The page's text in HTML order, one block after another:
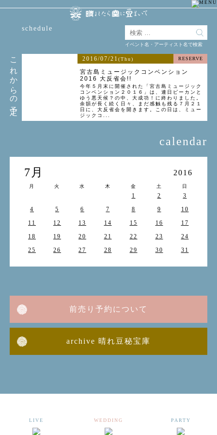
これからの予定
schedule
2016/07/21(Thu) RESERVE
宮古島ミュージックコンベンション
2016 大反省会!!
今年５月末に開催された「宮古島ミュージック
コンベンション２０１６」は、連日ピーカンと
ゆう悪天候？の中、大成功！に終わりました。
余韻が長く続く日々、まだ感触も残る７月２１
日に、大反省会を開きます。この日は、ミュー
ジックコ...
calendar
7月 2016
月 火 水 木 金 土 日
1 2
3
4
5 6 7 8 9
10
11
12 13 14 15 16
17
18
19 20 21 22 23
24
25
26 27 28 29 30 31
イベント名・アーティスト名で検索
前売り予約について
archive 晴れ豆秘宝庫
LIVE WEDDING PARTY